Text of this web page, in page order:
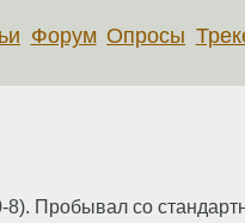
Форум Опросы
Пробывал со